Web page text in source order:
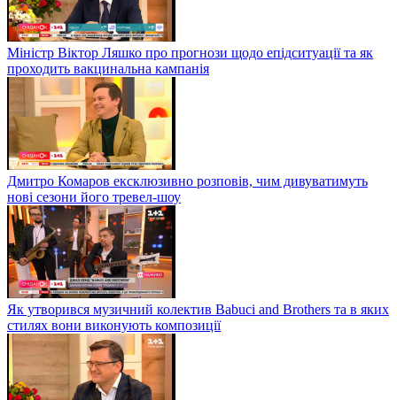
Міністр Віктор Ляшко про прогнози щодо епідситуації та як
проходить вакцинальна кампанія
Дмитро Комаров ексклюзивно розповів, чим дивуватимуть
нові сезони його тревел-шоу
Як утворився музичний колектив Babuci and Brothers та в яких
стилях вони виконують композиції